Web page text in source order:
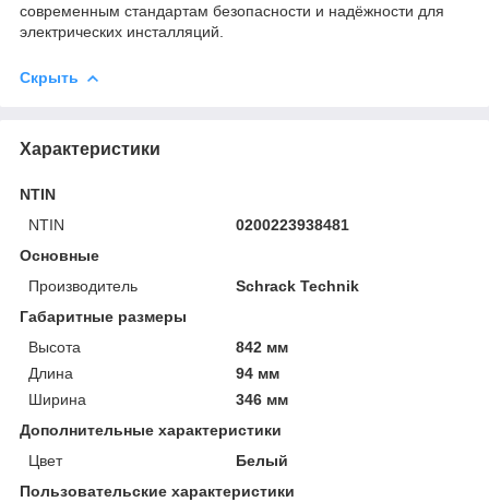
современным стандартам безопасности и надёжности для
электрических инсталляций.
Скрыть
Характеристики
NTIN
NTIN
0200223938481
Основные
Производитель
Schrack Technik
Габаритные размеры
Высота
842 мм
Длина
94 мм
Ширина
346 мм
Дополнительные характеристики
Цвет
Белый
Пользовательские характеристики